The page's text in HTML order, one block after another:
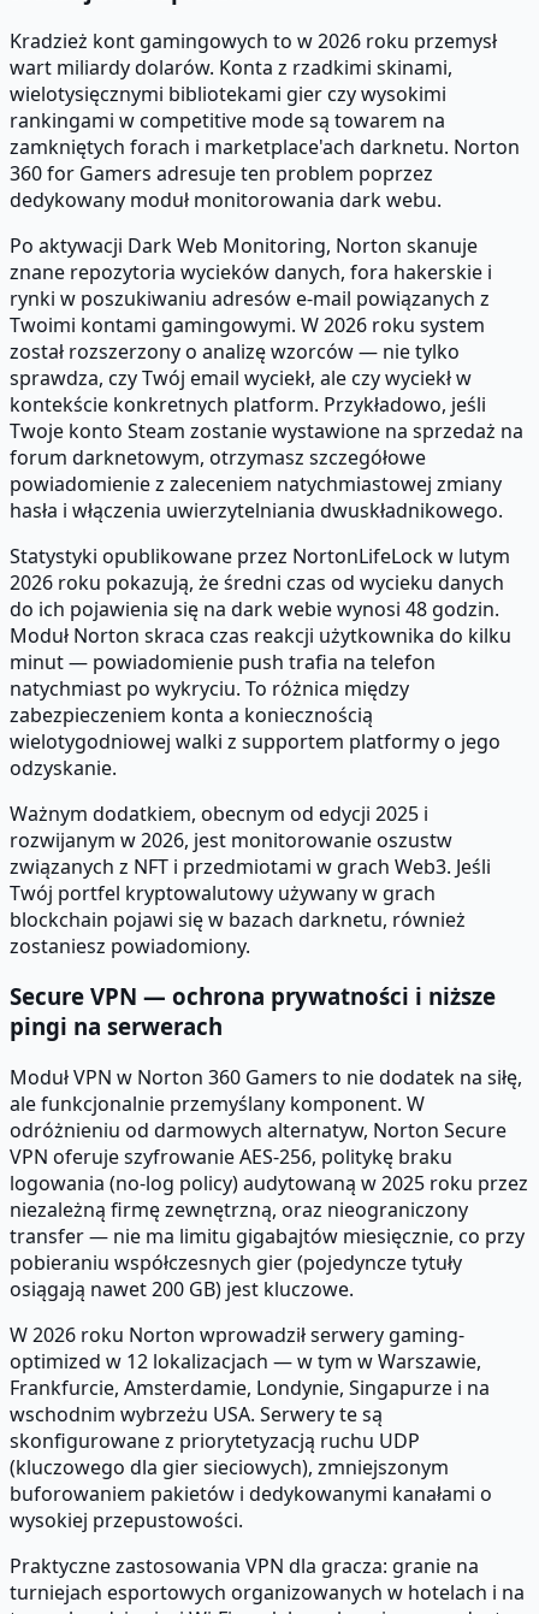
Kradzież kont gamingowych to w 2026 roku przemysł
wart miliardy dolarów. Konta z rzadkimi skinami,
wielotysięcznymi bibliotekami gier czy wysokimi
rankingami w competitive mode są towarem na
zamkniętych forach i marketplace'ach darknetu. Norton
360 for Gamers adresuje ten problem poprzez
dedykowany moduł monitorowania dark webu.
Po aktywacji Dark Web Monitoring, Norton skanuje
znane repozytoria wycieków danych, fora hakerskie i
rynki w poszukiwaniu adresów e-mail powiązanych z
Twoimi kontami gamingowymi. W 2026 roku system
został rozszerzony o analizę wzorców — nie tylko
sprawdza, czy Twój email wyciekł, ale czy wyciekł w
kontekście konkretnych platform. Przykładowo, jeśli
Twoje konto Steam zostanie wystawione na sprzedaż na
forum darknetowym, otrzymasz szczegółowe
powiadomienie z zaleceniem natychmiastowej zmiany
hasła i włączenia uwierzytelniania dwuskładnikowego.
Statystyki opublikowane przez NortonLifeLock w lutym
2026 roku pokazują, że średni czas od wycieku danych
do ich pojawienia się na dark webie wynosi 48 godzin.
Moduł Norton skraca czas reakcji użytkownika do kilku
minut — powiadomienie push trafia na telefon
natychmiast po wykryciu. To różnica między
zabezpieczeniem konta a koniecznością
wielotygodniowej walki z supportem platformy o jego
odzyskanie.
Ważnym dodatkiem, obecnym od edycji 2025 i
rozwijanym w 2026, jest monitorowanie oszustw
związanych z NFT i przedmiotami w grach Web3. Jeśli
Twój portfel kryptowalutowy używany w grach
blockchain pojawi się w bazach darknetu, również
zostaniesz powiadomiony.
Secure VPN — ochrona prywatności i niższe
pingi na serwerach
Moduł VPN w Norton 360 Gamers to nie dodatek na siłę,
ale funkcjonalnie przemyślany komponent. W
odróżnieniu od darmowych alternatyw, Norton Secure
VPN oferuje szyfrowanie AES-256, politykę braku
logowania (no-log policy) audytowaną w 2025 roku przez
niezależną firmę zewnętrzną, oraz nieograniczony
transfer — nie ma limitu gigabajtów miesięcznie, co przy
pobieraniu współczesnych gier (pojedyncze tytuły
osiągają nawet 200 GB) jest kluczowe.
W 2026 roku Norton wprowadził serwery gaming-
optimized w 12 lokalizacjach — w tym w Warszawie,
Frankfurcie, Amsterdamie, Londynie, Singapurze i na
wschodnim wybrzeżu USA. Serwery te są
skonfigurowane z priorytetyzacją ruchu UDP
(kluczowego dla gier sieciowych), zmniejszonym
buforowaniem pakietów i dedykowanymi kanałami o
wysokiej przepustowości.
Praktyczne zastosowania VPN dla gracza: granie na
turniejach esportowych organizowanych w hotelach i na